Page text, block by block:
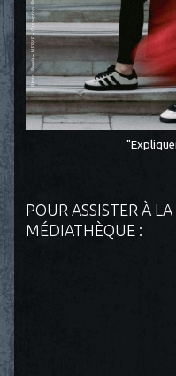
POUR ASSISTER À
MÉDIATHÈQUE :